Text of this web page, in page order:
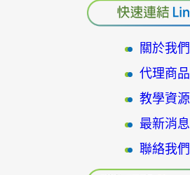
關於我們
代理商品
教學資源
最新消息
聯絡我們